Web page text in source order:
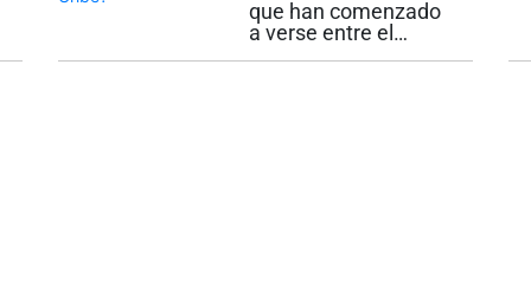
acto exclusivamente
en...
partido de Uribe?
que han comenzado
a verse entre el
Centro Democrático,